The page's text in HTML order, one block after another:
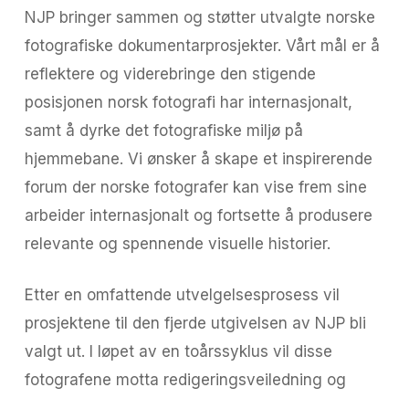
NJP bringer sammen og støtter utvalgte norske
fotografiske dokumentarprosjekter. Vårt mål er å
reflektere og viderebringe den stigende
posisjonen norsk fotografi har internasjonalt,
samt å dyrke det fotografiske miljø på
hjemmebane. Vi ønsker å skape et inspirerende
forum der norske fotografer kan vise frem sine
arbeider internasjonalt og fortsette å produsere
relevante og spennende visuelle historier.
Etter en omfattende utvelgelsesprosess vil
prosjektene til den fjerde utgivelsen av NJP bli
valgt ut. I løpet av en toårssyklus vil disse
fotografene motta redigeringsveiledning og